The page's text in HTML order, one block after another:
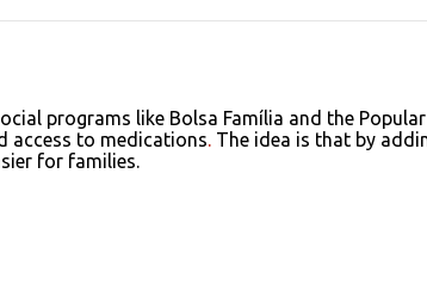
programs like Bolsa Família and the
access to medications. The idea is that by
for families.